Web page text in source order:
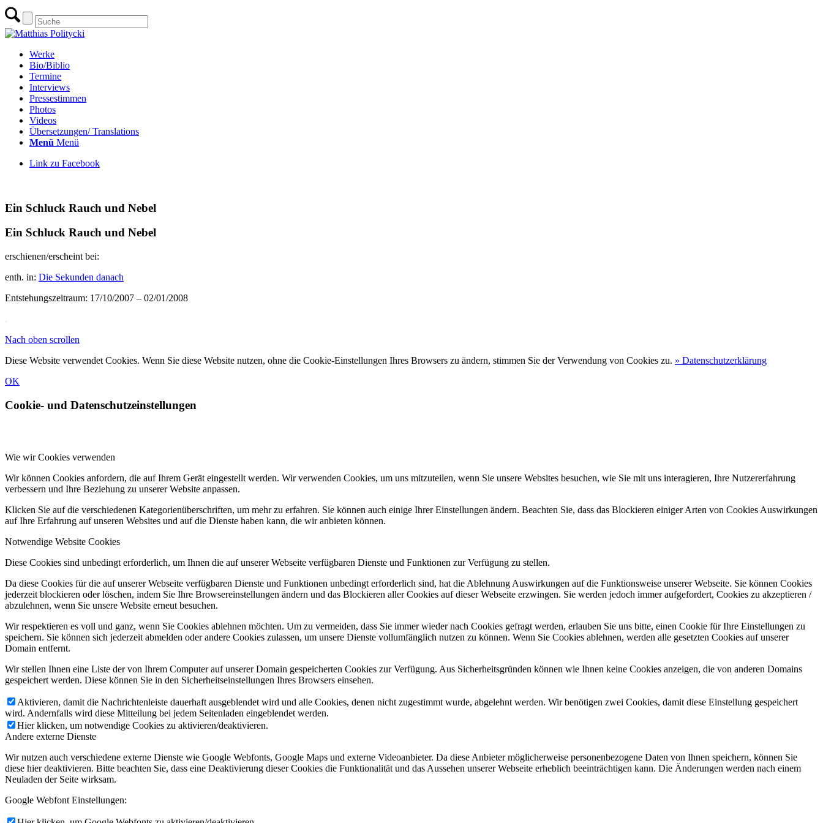
Werke
Bio/Biblio
Termine
Interviews
Pressestimmen
Photos
Videos
Übersetzungen/ Translations
Menü Menü
Link zu Facebook
Ein Schluck Rauch und Nebel
Ein Schluck Rauch und Nebel
erschienen/erscheint bei:
enth. in: Die Sekunden danach
Entstehungszeitraum: 17/10/2007 – 02/01/2008
.
Nach oben scrollen
Diese Website verwendet Cookies. Wenn Sie diese Website nutzen, ohne die Cookie-Einstellungen Ihres Browsers zu ändern, stimmen Sie der Verwendung von Cookies zu. » Datenschutzerklärung
OK
Cookie- und Datenschutzeinstellungen
Wie wir Cookies verwenden
Wir können Cookies anfordern, die auf Ihrem Gerät eingestellt werden. Wir verwenden Cookies, um uns mitzuteilen, wenn Sie unsere Websites besuchen, wie Sie mit uns interagieren, Ihre Nutzererfahrung
verbessern und Ihre Beziehung zu unserer Website anpassen.
Klicken Sie auf die verschiedenen Kategorienüberschriften, um mehr zu erfahren. Sie können auch einige Ihrer Einstellungen ändern. Beachten Sie, dass das Blockieren einiger Arten von Cookies Auswirkungen
auf Ihre Erfahrung auf unseren Websites und auf die Dienste haben kann, die wir anbieten können.
Notwendige Website Cookies
Diese Cookies sind unbedingt erforderlich, um Ihnen die auf unserer Webseite verfügbaren Dienste und Funktionen zur Verfügung zu stellen.
Da diese Cookies für die auf unserer Webseite verfügbaren Dienste und Funktionen unbedingt erforderlich sind, hat die Ablehnung Auswirkungen auf die Funktionsweise unserer Webseite. Sie können Cookies
jederzeit blockieren oder löschen, indem Sie Ihre Browsereinstellungen ändern und das Blockieren aller Cookies auf dieser Webseite erzwingen. Sie werden jedoch immer aufgefordert, Cookies zu akzeptieren /
abzulehnen, wenn Sie unsere Website erneut besuchen.
Wir respektieren es voll und ganz, wenn Sie Cookies ablehnen möchten. Um zu vermeiden, dass Sie immer wieder nach Cookies gefragt werden, erlauben Sie uns bitte, einen Cookie für Ihre Einstellungen zu
speichern. Sie können sich jederzeit abmelden oder andere Cookies zulassen, um unsere Dienste vollumfänglich nutzen zu können. Wenn Sie Cookies ablehnen, werden alle gesetzten Cookies auf unserer
Domain entfernt.
Wir stellen Ihnen eine Liste der von Ihrem Computer auf unserer Domain gespeicherten Cookies zur Verfügung. Aus Sicherheitsgründen können wie Ihnen keine Cookies anzeigen, die von anderen Domains
gespeichert werden. Diese können Sie in den Sicherheitseinstellungen Ihres Browsers einsehen.
Aktivieren, damit die Nachrichtenleiste dauerhaft ausgeblendet wird und alle Cookies, denen nicht zugestimmt wurde, abgelehnt werden. Wir benötigen zwei Cookies, damit diese Einstellung gespeichert
wird. Andernfalls wird diese Mitteilung bei jedem Seitenladen eingeblendet werden.
Hier klicken, um notwendige Cookies zu aktivieren/deaktivieren.
Andere externe Dienste
Wir nutzen auch verschiedene externe Dienste wie Google Webfonts, Google Maps und externe Videoanbieter. Da diese Anbieter möglicherweise personenbezogene Daten von Ihnen speichern, können Sie
diese hier deaktivieren. Bitte beachten Sie, dass eine Deaktivierung dieser Cookies die Funktionalität und das Aussehen unserer Webseite erheblich beeinträchtigen kann. Die Änderungen werden nach einem
Neuladen der Seite wirksam.
Google Webfont Einstellungen: